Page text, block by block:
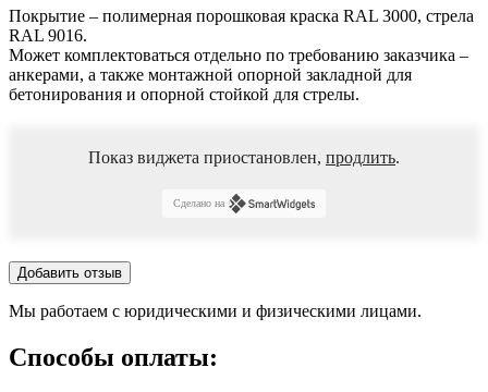
Покрытие – полимерная порошковая краска RAL 3000, стрела
RAL 9016.
Может комплектоваться отдельно по требованию заказчика –
анкерами, а также монтажной опорной закладной для
бетонирования и опорной стойкой для стрелы.
Показ виджета приостановлен, продлить.
Сделано на
Добавить отзыв
Мы работаем с юридическими и физическими лицами.
Способы оплаты: